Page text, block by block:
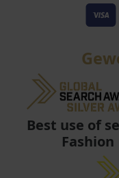
Best use of
Fashion